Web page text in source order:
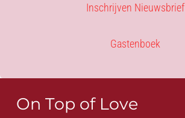
Inschrijven Nieuwsbrief
Gastenboek
On Top of Love